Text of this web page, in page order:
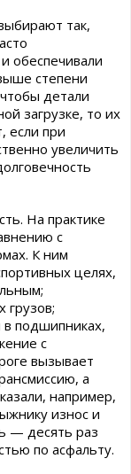
так,
обеспечивали
степени
детали
загрузке, то их
если при
увеличить
На практике
с
К ним
целях,
грузов;
подшипниках,
с
вызывает
а
например,
износ и
— десять раз
по асфальту.